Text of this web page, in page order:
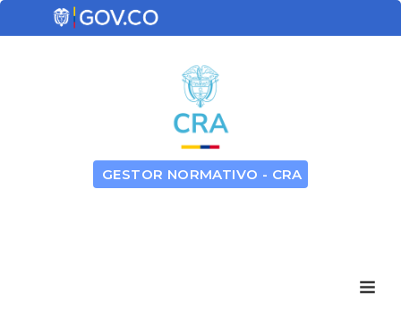
GESTOR NORMATIVO - CRA